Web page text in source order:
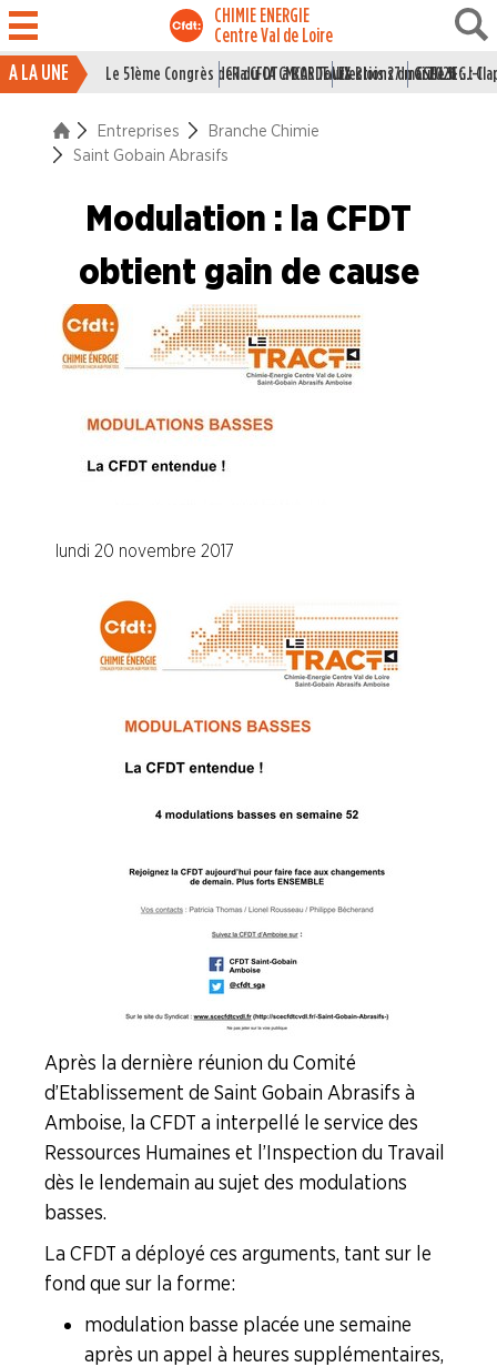
CHIMIE ENERGIE
Centre Val de Loire
ACTUALITÉ
ENTREPRISES
Branche Chimie
Bostik
Chimirec
Parfums Christian DIOR
Saint Gobain Abrasifs
Shiseido
Branche I.E.G.
Branche Papier Carton
Branche Pétrole
Branche Plasturgie
NOUS
CONNAÎTRE
BOITE
OUTILS
AGENDA
adhérer ?
A LA UNE Le 51ème Congrès de la CFDT à BORDEAUX
CR du CA CMCAS Tours Blois 27 mai 2026
Elections du CSE LSI : J-1
Grille IEG :
Entreprises
Branche Chimie
Saint Gobain Abrasifs
Modulation : la CFDT
obtient gain de cause
lundi 20 novembre 2017
Après la dernière réunion du Comité
d’Etablissement de Saint Gobain Abrasifs à
Amboise, la CFDT a interpellé le service des
Ressources Humaines et l’Inspection du Travail
dès le lendemain au sujet des modulations
basses.
La CFDT a déployé ces arguments, tant sur le
fond que sur la forme :
modulation basse placée une semaine
après un appel à heures supplémentaires,